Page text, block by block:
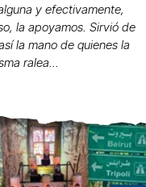
y efectivamente,
la apoyamos. Sirvió de
la mano de quienes la
ralea...